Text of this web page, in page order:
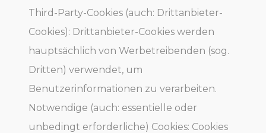
Third-Party-Cookies (auch: Drittanbieter-
Cookies): Drittanbieter-Cookies werden
hauptsächlich von Werbetreibenden (sog.
Dritten) verwendet, um
Benutzerinformationen zu verarbeiten.
Notwendige (auch: essentielle oder
unbedingt erforderliche) Cookies: Cookies